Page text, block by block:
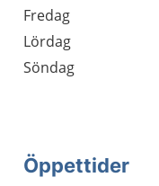
Fredag
Lördag
Söndag
Öppettider